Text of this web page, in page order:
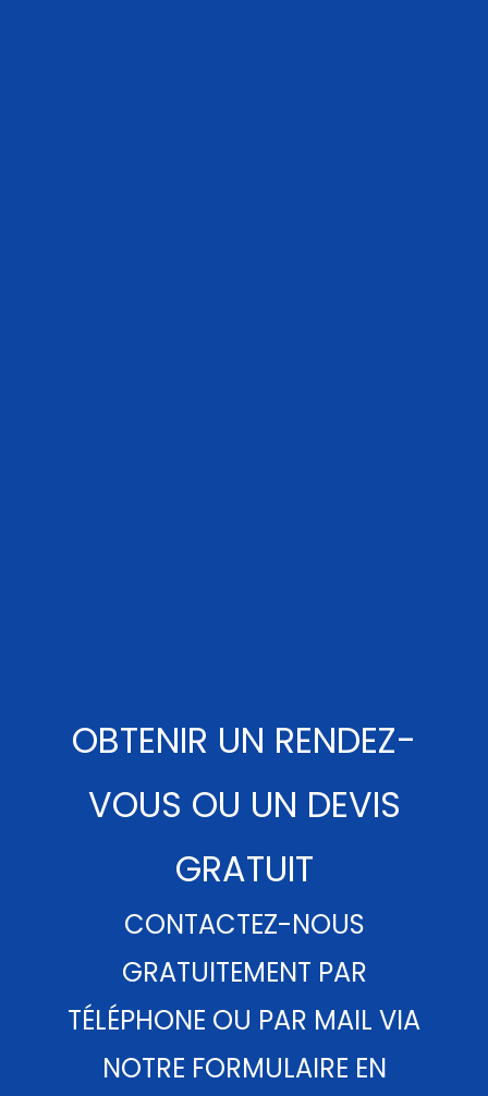
OBTENIR UN RENDEZ-
VOUS OU UN DEVIS
GRATUIT
CONTACTEZ-NOUS
GRATUITEMENT PAR
TÉLÉPHONE OU PAR MAIL VIA
NOTRE FORMULAIRE EN